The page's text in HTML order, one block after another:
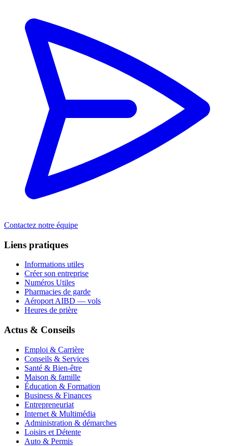
Contactez notre équipe
Liens pratiques
Informations utiles
Créer son entreprise
Numéros Utiles
Pharmacies de garde
Aéroport AIBD — vols
Heures de prière
Actus & Conseils
Emploi & Carrière
Conseils & Services
Santé & Bien-être
Maison & famille
Éducation & Formation
Business & Finances
Entrepreneuriat
Internet & Multimédia
Administration & démarches
Loisirs et Détente
Auto & Permis